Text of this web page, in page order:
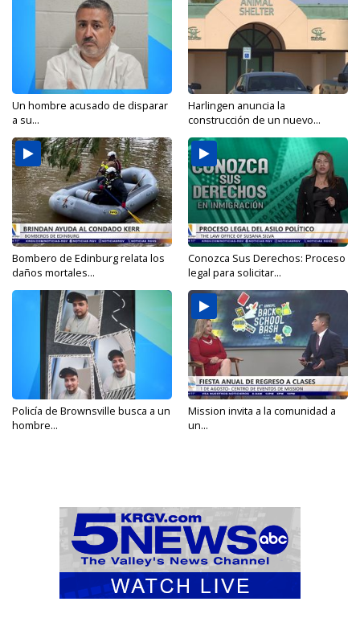
Un hombre acusado de disparar
a su...
Harlingen anuncia la
construcción de un nuevo...
Bombero de Edinburg relata los
daños mortales...
Conozca Sus Derechos: Proceso
legal para solicitar...
Policía de Brownsville busca a un
hombre...
Mission invita a la comunidad a
un...